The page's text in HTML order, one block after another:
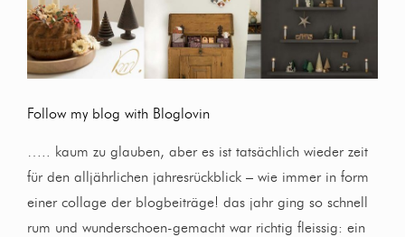
Follow my blog with Bloglovin
….. kaum zu glauben, aber es ist tatsächlich wieder zeit
für den alljährlichen jahresrückblick – wie immer in form
einer collage der blogbeiträge! das jahr ging so schnell
rum und wunderschoen-gemacht war richtig fleissig: ein